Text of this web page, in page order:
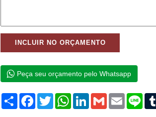
Peça seu orçamento pelo Whatsapp
Compartilhar
Facebook
TwitterWhatsApp
LinkedIn
GmailEmailLine